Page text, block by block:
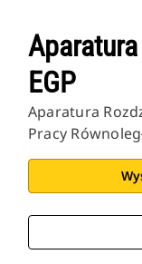
EGP
Aparatura
Pracy